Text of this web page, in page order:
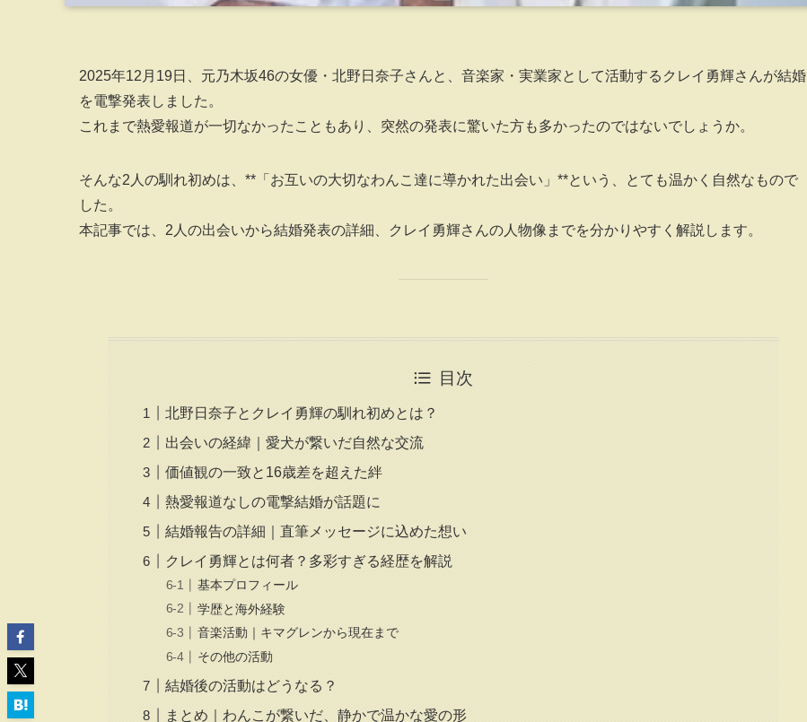
2025年12月19日、元乃木坂46の女優・北野日奈子さんと、音楽家・実業家として活動するクレイ勇輝さんが結婚
を電撃発表しました。
これまで熱愛報道が一切なかったこともあり、突然の発表に驚いた方も多かったのではないでしょうか。
そんな2人の馴れ初めは、**「お互いの大切なわんこ達に導かれた出会い」**という、とても温かく自然なもので
した。
本記事では、2人の出会いから結婚発表の詳細、クレイ勇輝さんの人物像までを分かりやすく解説します。
目次
北野日奈子とクレイ勇輝の馴れ初めとは？
出会いの経緯｜愛犬が繋いだ自然な交流
価値観の一致と16歳差を超えた絆
熱愛報道なしの電撃結婚が話題に
結婚報告の詳細｜直筆メッセージに込めた想い
クレイ勇輝とは何者？多彩すぎる経歴を解説
基本プロフィール
学歴と海外経験
音楽活動｜キマグレンから現在まで
その他の活動
結婚後の活動はどうなる？
まとめ｜わんこが繋いだ、静かで温かな愛の形